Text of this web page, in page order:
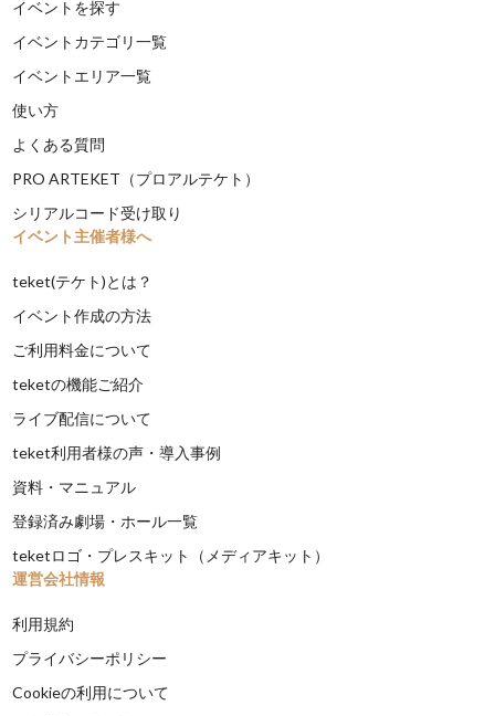
イベントを探す
イベントカテゴリ一覧
イベントエリア一覧
使い方
よくある質問
PRO ARTEKET（プロアルテケト）
シリアルコード受け取り
イベント主催者様へ
teket(テケト)とは？
イベント作成の方法
ご利用料金について
teketの機能ご紹介
ライブ配信について
teket利用者様の声・導入事例
資料・マニュアル
登録済み劇場・ホール一覧
teketロゴ・プレスキット（メディアキット）
運営会社情報
利用規約
プライバシーポリシー
Cookieの利用について